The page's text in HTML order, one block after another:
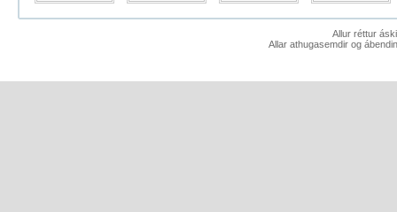
Allur réttur
Allar athugasemdir og